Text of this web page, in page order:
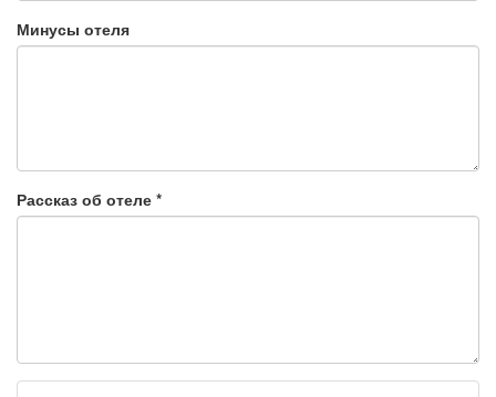
Минусы отеля
Рассказ об отеле *